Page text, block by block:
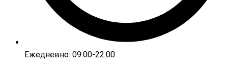
Ежедневно: 09:00-22:00